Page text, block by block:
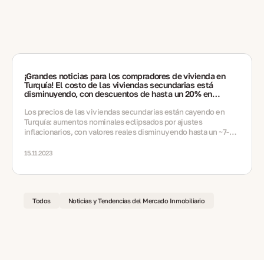
¡Grandes noticias para los compradores de vivienda en
Turquía! El costo de las viviendas secundarias está
disminuyendo, con descuentos de hasta un 20% en
Los precios de las viviendas secundarias están cayendo en
Turquía: aumentos nominales eclipsados por ajustes
inflacionarios, con valores reales disminuyendo hasta un ~7-8%
extranjera
15.11.2023
Todos Noticias y Tendencias del Mercado Inmobiliario